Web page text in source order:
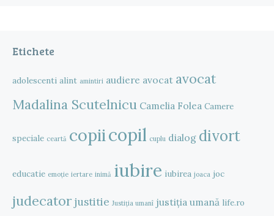
Etichete
adolescenti alint amintiri audiere avocat avocat
Madalina Scutelnicu Camelia Folea Camere
speciale ceartă copiicopil cuplu dialog divort
educatie emoție iertare inimă iubire iubirea joaca joc
judecator justitie Justiția umanî justiția umană life.ro